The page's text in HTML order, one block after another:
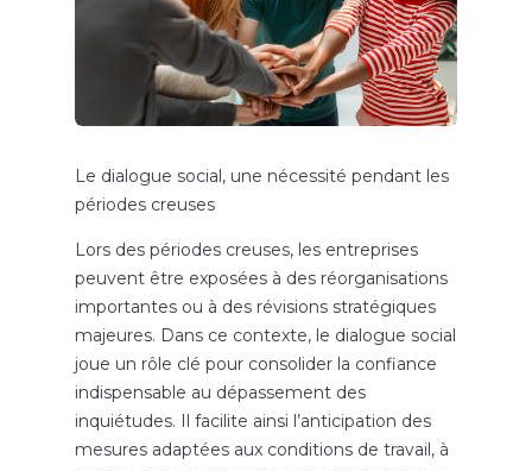
Le dialogue social, une nécessité pendant les
périodes creuses
Lors des périodes creuses, les entreprises
peuvent être exposées à des réorganisations
importantes ou à des révisions stratégiques
majeures. Dans ce contexte, le dialogue social
joue un rôle clé pour consolider la confiance
indispensable au dépassement des
inquiétudes. Il facilite ainsi l’anticipation des
mesures adaptées aux conditions de travail, à